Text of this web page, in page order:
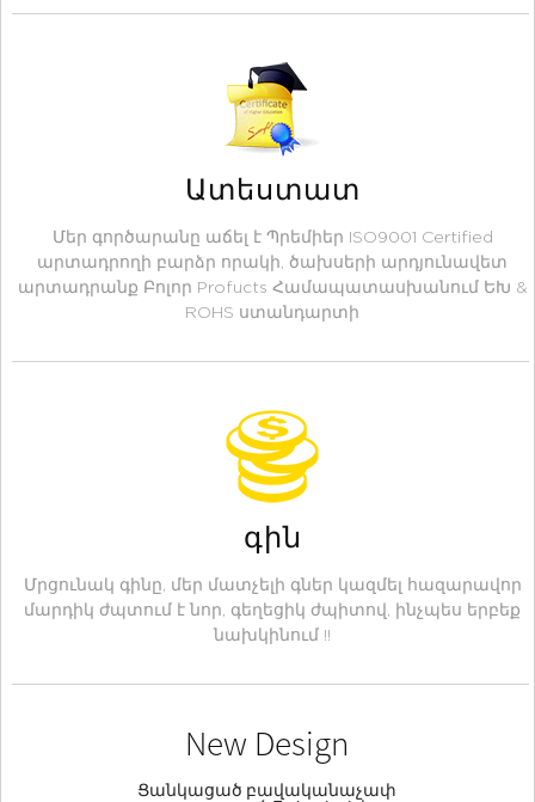
Ատեստատ
Մեր գործարանը աճել է Պրեմիեր ISO9001 Certified
արտադրողի բարձր որակի, ծախսերի արդյունավետ
արտադրանք Բոլոր Profucts Համապատասխանում ԵԽ &
ROHS ստանդարտի
գին
Մրցունակ գինը, մեր մատչելի գներ կազմել հազարավոր
մարդիկ ժպտում է նոր, գեղեցիկ ժպիտով, ինչպես երբեք
նախկինում !!
New Design
Ցանկացած բավականաչափ